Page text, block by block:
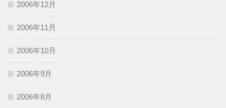
2006年12月
2006年11月
2006年10月
2006年9月
2006年8月